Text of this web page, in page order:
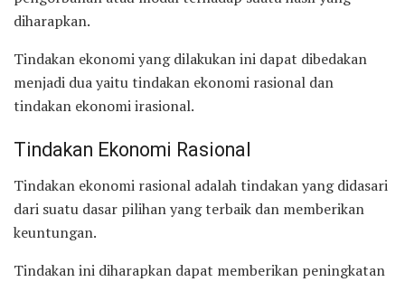
diharapkan.
Tindakan ekonomi yang dilakukan ini dapat dibedakan
menjadi dua yaitu tindakan ekonomi rasional dan
tindakan ekonomi irasional.
Tindakan Ekonomi Rasional
Tindakan ekonomi rasional adalah tindakan yang didasari
dari suatu dasar pilihan yang terbaik dan memberikan
keuntungan.
Tindakan ini diharapkan dapat memberikan peningkatan